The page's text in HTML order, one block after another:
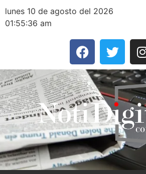
lunes 10 de agosto del 2026
01:55:36 am